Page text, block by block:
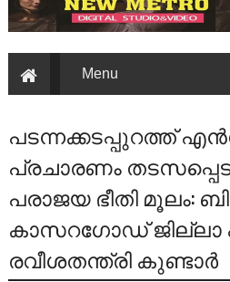
പടന്നക്കടപ്പുറത്ത്
പ്രചാരണം
പരാജയ ഭീതി മൂലം:
കാസറഗോഡ്
രവീശതന്ത്രി കുണ്ടാർ